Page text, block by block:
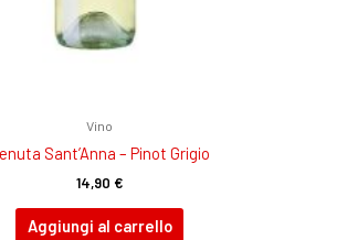
Vino
Sant’Anna – Pinot Grigio
14,90 €
Aggiungi al carrello